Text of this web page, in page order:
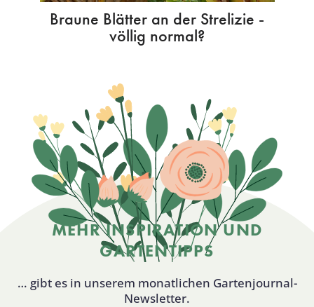
Braune Blätter an der Strelizie -
völlig normal?
MEHR INSPIRATION UND
GARTENTIPPS
… gibt es in unserem monatlichen Gartenjournal-
Newsletter.